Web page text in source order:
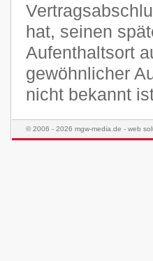
hat, seinen
Aufenthaltsort
gewöhnlicher
nicht bekannt
© 2006 - 2026 mgw-media.de - web